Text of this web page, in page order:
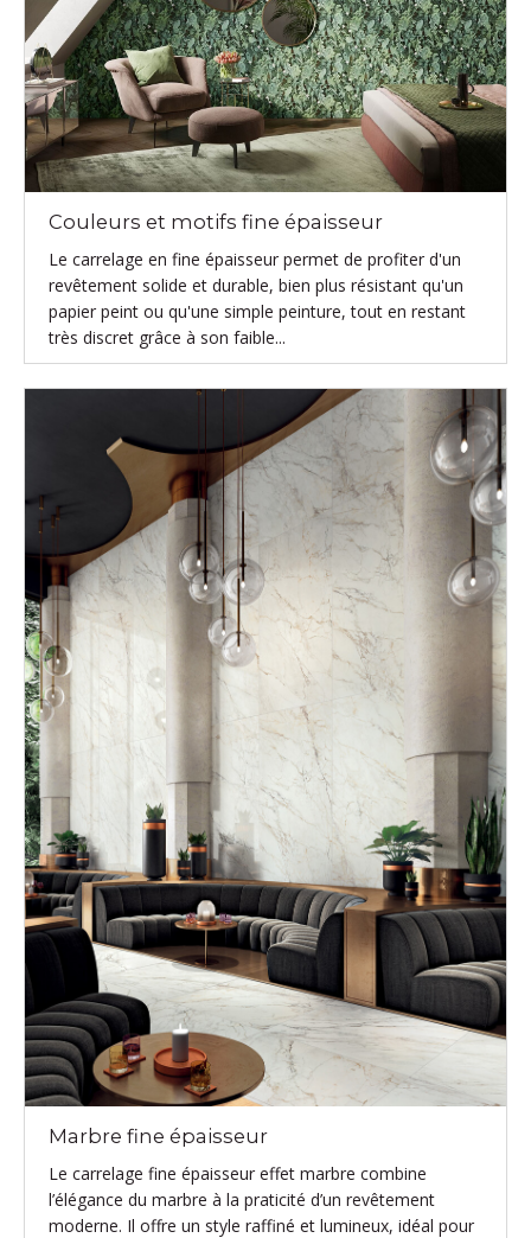
Couleurs et motifs fine épaisseur
Le carrelage en fine épaisseur permet de profiter d'un
revêtement solide et durable, bien plus résistant qu'un
papier peint ou qu'une simple peinture, tout en restant
très discret grâce à son faible...
Marbre fine épaisseur
Le carrelage fine épaisseur effet marbre combine
l’élégance du marbre à la praticité d’un revêtement
moderne. Il offre un style raffiné et lumineux, idéal pour